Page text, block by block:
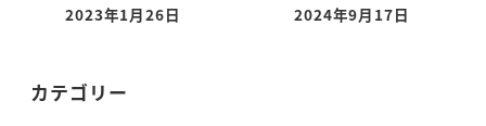
投稿日
2023年1月26日
投稿日
2024年9月17日
カテゴリー